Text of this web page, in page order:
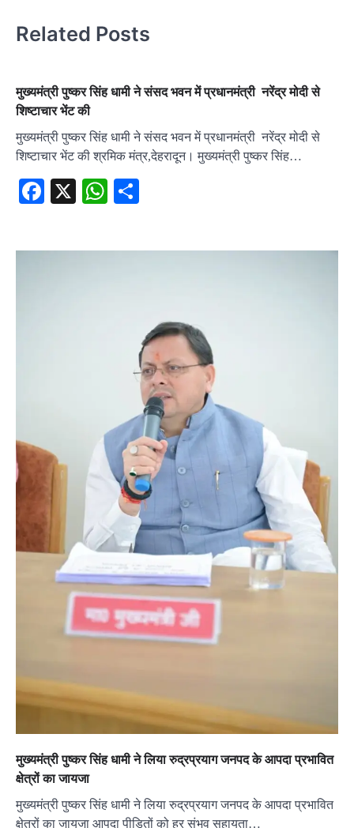
Related Posts
मुख्यमंत्री पुष्कर सिंह धामी ने संसद भवन में प्रधानमंत्री नरेंद्र मोदी से
शिष्टाचार भेंट की
मुख्यमंत्री पुष्कर सिंह धामी ने संसद भवन में प्रधानमंत्री नरेंद्र मोदी से
शिष्टाचार भेंट की श्रमिक मंत्र,देहरादून। मुख्यमंत्री पुष्कर सिंह…
Facebook
X WhatsApp
मुख्यमंत्री पुष्कर सिंह धामी ने लिया रुद्रप्रयाग जनपद के आपदा प्रभावित
क्षेत्रों का जायजा
मुख्यमंत्री पुष्कर सिंह धामी ने लिया रुद्रप्रयाग जनपद के आपदा प्रभावित
क्षेत्रों का जायजा आपदा पीड़ितों को हर संभव सहायता…